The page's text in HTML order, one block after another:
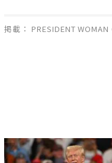
掲載： PRESIDENT